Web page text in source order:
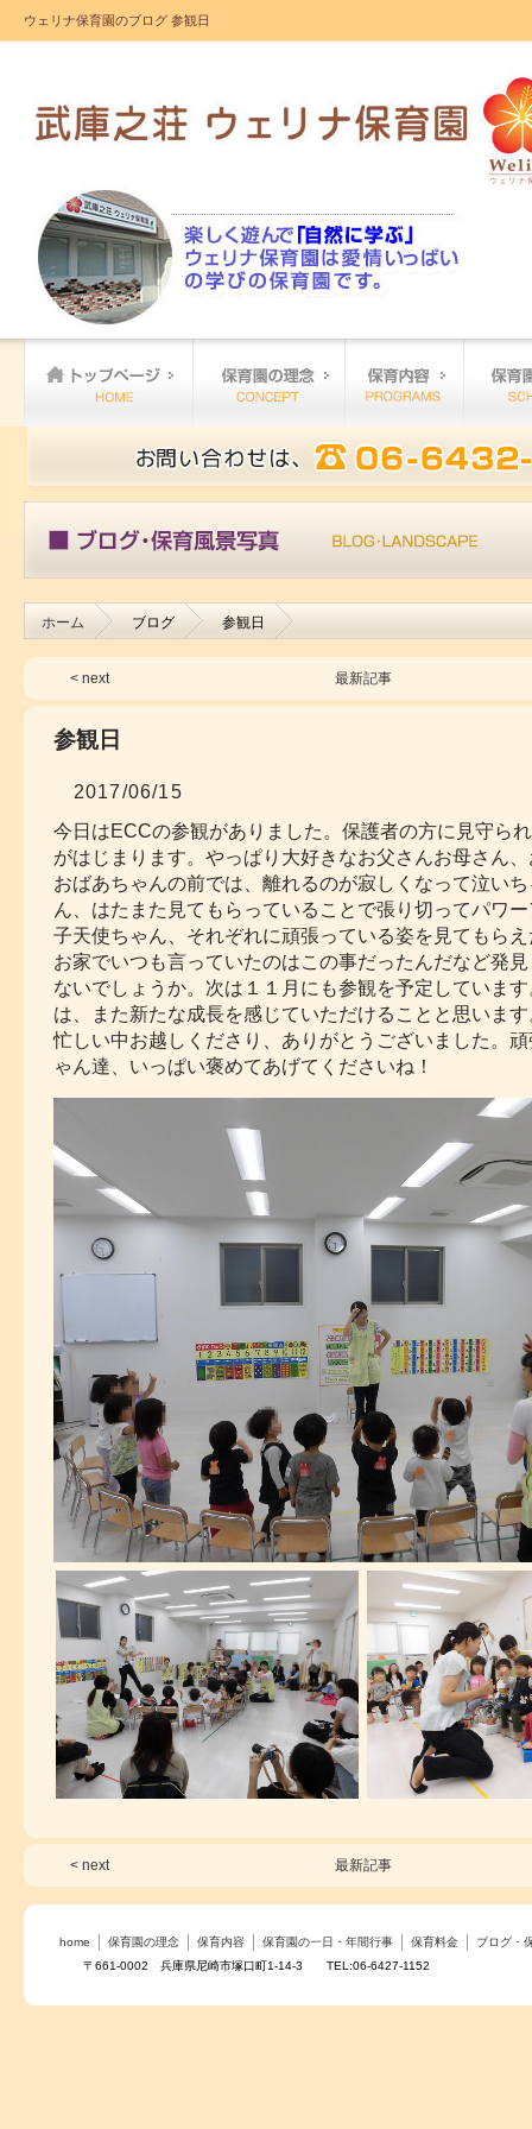
ウェリナ保育園のブログ 参観日
ホーム ブログ 参観日
< next 最新記事
参観日
2017/06/15
今日はECCの参観がありました。保護者の方に見守ら
がはじまります。やっぱり大好きなお父さんお母さん
おばあちゃんの前では、離れるのが寂しくなって泣い
ん、はたまた見てもらっていることで張り切ってパワ
子天使ちゃん、それぞれに頑張っている姿を見てもら
お家でいつも言っていたのはこの事だったんだなど発
ないでしょうか。次は１１月にも参観を予定していま
は、また新たな成長を感じていただけることと思いま
忙しい中お越しくださり、ありがとうございました。
ゃん達、いっぱい褒めてあげてくださいね！
< next 最新記事
home 保育園の理念 保育内容 保育園の一日・年間行事 保育料金
ブログ・
〒661-0002 兵庫県尼崎市塚口町1-14-3 TEL:06-6427-1152